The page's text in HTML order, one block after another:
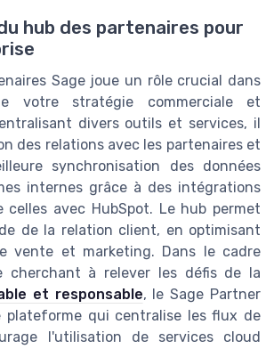
hub des partenaires pour
Sage joue un rôle crucial dans
votre stratégie commerciale et
divers outils et services, il
des relations avec les partenaires et
synchronisation des données
internes grâce à des intégrations
celles avec HubSpot. Le hub permet
de la relation client, en optimisant
vente et marketing. Dans le cadre
cherchant à relever les défis de la
et responsable, le Sage Partner
plateforme qui centralise les flux de
l'utilisation de services cloud